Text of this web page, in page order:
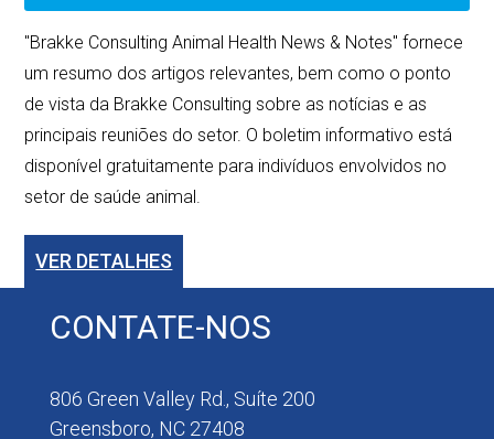
"Brakke Consulting Animal Health News & Notes" fornece
um resumo dos artigos relevantes, bem como o ponto
de vista da Brakke Consulting sobre as notícias e as
principais reuniões do setor. O boletim informativo está
disponível gratuitamente para indivíduos envolvidos no
setor de saúde animal.
VER DETALHES
CONTATE-NOS
806 Green Valley Rd., Suíte 200
Greensboro, NC 27408